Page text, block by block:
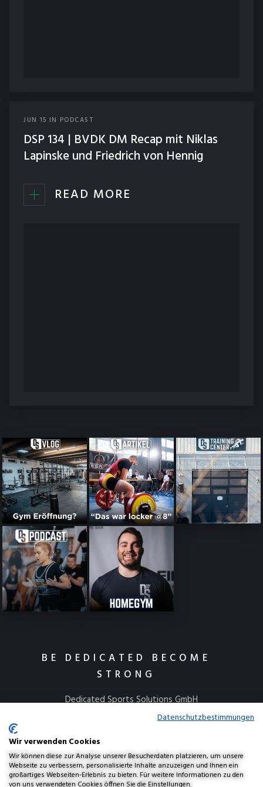
JUN 15 IN PODCAST
DSP 134 | BVDK DM Recap mit Niklas
Lapinske und Friedrich von Hennig
READ MORE
BE DEDICATED BECOME
STRONG
Dedicated Sports Solutions GmbH
Kulmbacher Straße 115
95445 Bayreuth
info@dedicatedsports.de
Datenschutzbestimmungen
Wir verwenden Cookies
Wir können diese zur Analyse unserer Besucherdaten platzieren, um unsere
Webseite zu verbessern, personalisierte Inhalte anzuzeigen und Ihnen ein
großartiges Webseiten-Erlebnis zu bieten. Für weitere Informationen zu den
von uns verwendeten Cookies öffnen Sie die Einstellungen.